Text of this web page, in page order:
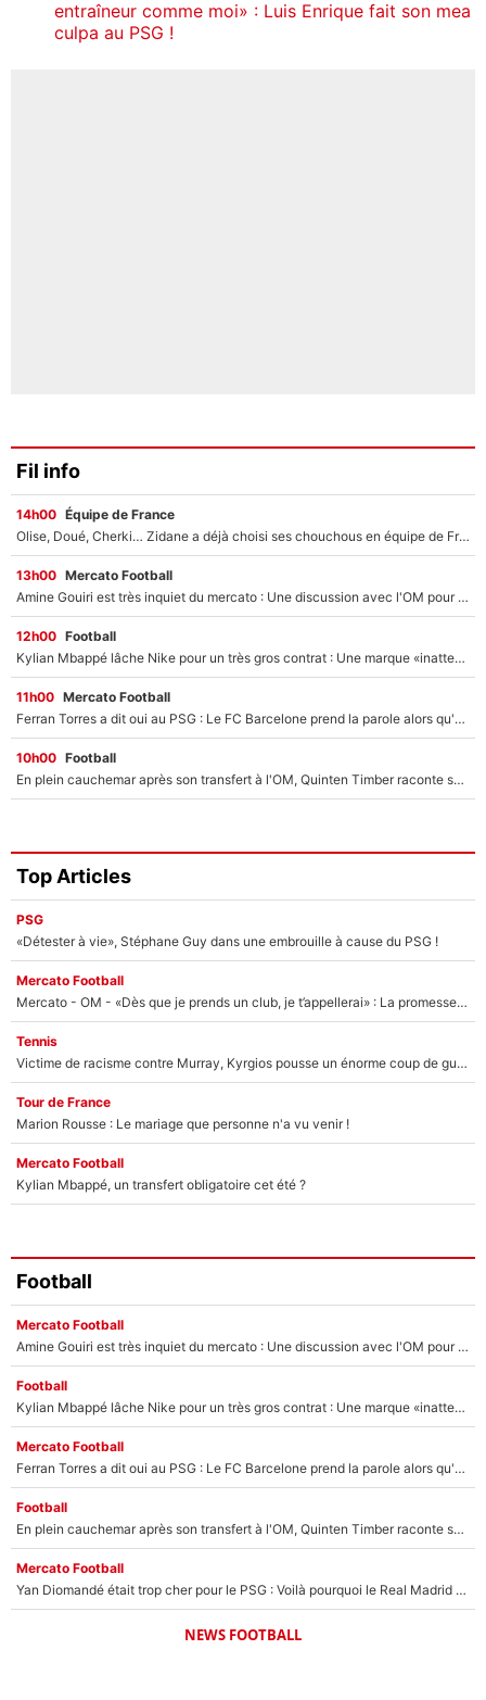
entraîneur comme moi» : Luis Enrique fait son mea
culpa au PSG !
Fil info
14h00 Équipe de France
Olise, Doué, Cherki… Zidane a déjà choisi ses chouchous en équipe de France ? L’IA annonce des surprises sans Kylian Mbappé !
13h00 Mercato Football
Amine Gouiri est très inquiet du mercato : Une discussion avec l'OM pour acter son transfert !
12h00 Football
Kylian Mbappé lâche Nike pour un très gros contrat : Une marque «inattendue» va frapper très fort
11h00 Mercato Football
Ferran Torres a dit oui au PSG : Le FC Barcelone prend la parole alors qu'un transfert de l'attaquant espagnol prend forme
10h00 Football
En plein cauchemar après son transfert à l'OM, Quinten Timber raconte ses doutes après sa signature à Marseille
Top Articles
PSG
«Détester à vie», Stéphane Guy dans une embrouille à cause du PSG !
Mercato Football
Mercato - OM - «Dès que je prends un club, je t’appellerai» : La promesse de Marcelino au moment de claquer la porte
Tennis
Victime de racisme contre Murray, Kyrgios pousse un énorme coup de gueule !
Tour de France
Marion Rousse : Le mariage que personne n'a vu venir !
Mercato Football
Kylian Mbappé, un transfert obligatoire cet été ?
Football
Mercato Football
Amine Gouiri est très inquiet du mercato : Une discussion avec l'OM pour acter son transfert !
Football
Kylian Mbappé lâche Nike pour un très gros contrat : Une marque «inattendue» va frapper très fort
Mercato Football
Ferran Torres a dit oui au PSG : Le FC Barcelone prend la parole alors qu'un transfert de l'attaquant espagnol prend forme
Football
En plein cauchemar après son transfert à l'OM, Quinten Timber raconte ses doutes après sa signature à Marseille
Mercato Football
Yan Diomandé était trop cher pour le PSG : Voilà pourquoi le Real Madrid a accepté de payer la somme record de 140M€ pour boucler son transfert !
NEWS FOOTBALL